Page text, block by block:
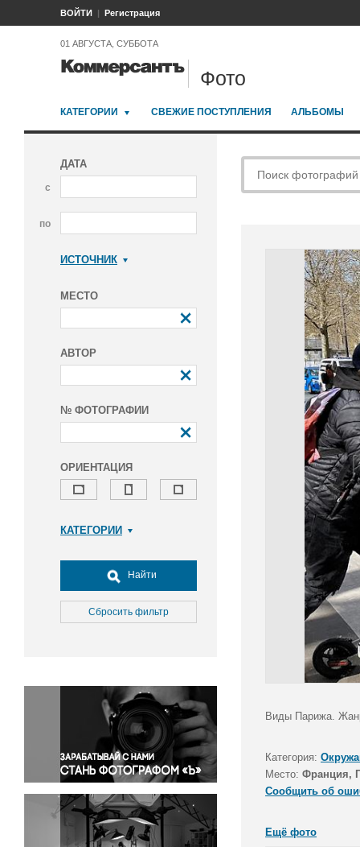
ВОЙТИ Регистрация
01 АВГУСТА, СУББОТА
Фото
КАТЕГОРИИ СВЕЖИЕ ПОСТУПЛЕНИЯ АЛЬБОМЫ
ДАТА
с
по
ИСТОЧНИК
МЕСТО
АВТОР
№ ФОТОГРАФИИ
ОРИЕНТАЦИЯ
КАТЕГОРИИ
Досуг, туризм и отдых
Культура
Медицина
Окружающая среда
Политика
Правосудие
Происшествия и конфликты
Религия
Светская жизнь
Спорт
Экология
Найти
Сбросить фильтр
Виды Парижа.
Категория:
Место: Франция,
Сообщить об
Ещё фото